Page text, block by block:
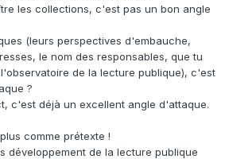
les collections, c'est pas un bon angle
(leurs perspectives d'embauche,
le nom des responsables, que tu
de la lecture publique), c'est
?
c'est déjà un excellent angle d'attaque.
comme prétexte !
développement de la lecture publique